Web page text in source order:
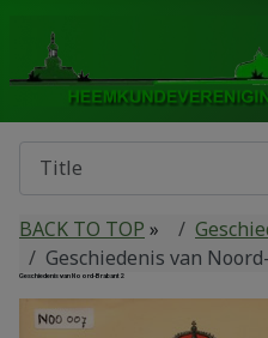
BACK TO TOP »
Geschiedenis van
Geschiedenis van Noord-Brabant 2